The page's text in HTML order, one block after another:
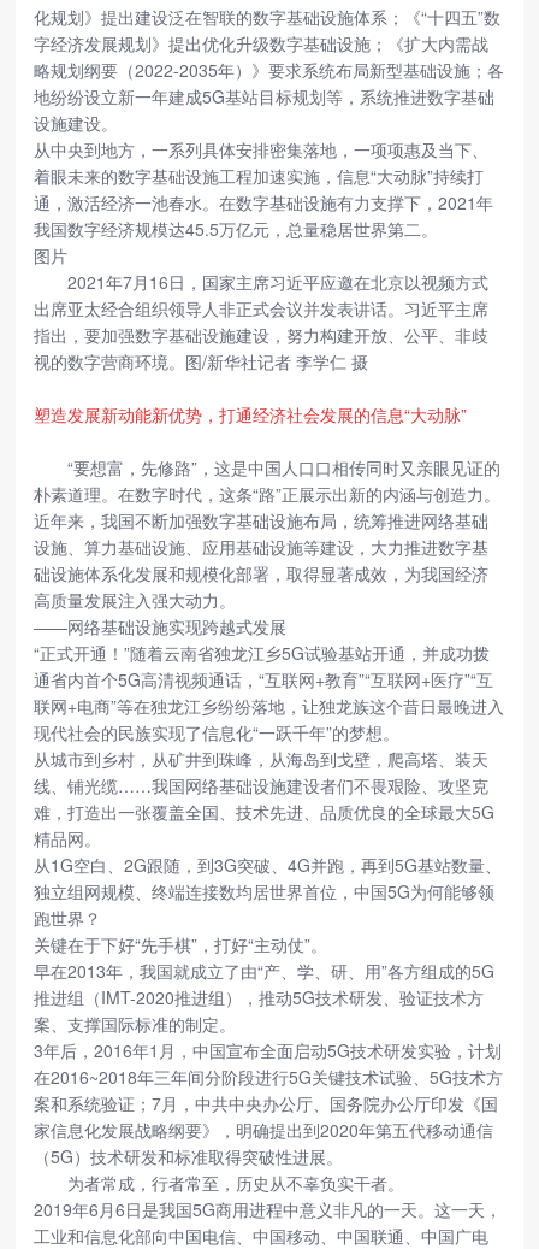
化规划》提出建设泛在智联的数字基础设施体系；《“十四五”数
字经济发展规划》提出优化升级数字基础设施；《扩大内需战
略规划纲要（2022-2035年）》要求系统布局新型基础设施；各
地纷纷设立新一年建成5G基站目标规划等，系统推进数字基础
设施建设。
从中央到地方，一系列具体安排密集落地，一项项惠及当下、
着眼未来的数字基础设施工程加速实施，信息“大动脉”持续打
通，激活经济一池春水。在数字基础设施有力支撑下，2021年
我国数字经济规模达45.5万亿元，总量稳居世界第二。
图片
2021年7月16日，国家主席习近平应邀在北京以视频方式
出席亚太经合组织领导人非正式会议并发表讲话。习近平主席
指出，要加强数字基础设施建设，努力构建开放、公平、非歧
视的数字营商环境。图/新华社记者 李学仁 摄
塑造发展新动能新优势，打通经济社会发展的信息“大动脉”
“要想富，先修路”，这是中国人口口相传同时又亲眼见证的
朴素道理。在数字时代，这条“路”正展示出新的内涵与创造力。
近年来，我国不断加强数字基础设施布局，统筹推进网络基础
设施、算力基础设施、应用基础设施等建设，大力推进数字基
础设施体系化发展和规模化部署，取得显著成效，为我国经济
高质量发展注入强大动力。
——网络基础设施实现跨越式发展
“正式开通！”随着云南省独龙江乡5G试验基站开通，并成功拨
通省内首个5G高清视频通话，“互联网+教育”“互联网+医疗”“互
联网+电商”等在独龙江乡纷纷落地，让独龙族这个昔日最晚进入
现代社会的民族实现了信息化“一跃千年”的梦想。
从城市到乡村，从矿井到珠峰，从海岛到戈壁，爬高塔、装天
线、铺光缆……我国网络基础设施建设者们不畏艰险、攻坚克
难，打造出一张覆盖全国、技术先进、品质优良的全球最大5G
精品网。
从1G空白、2G跟随，到3G突破、4G并跑，再到5G基站数量、
独立组网规模、终端连接数均居世界首位，中国5G为何能够领
跑世界？
关键在于下好“先手棋”，打好“主动仗”。
早在2013年，我国就成立了由“产、学、研、用”各方组成的5G
推进组（IMT-2020推进组），推动5G技术研发、验证技术方
案、支撑国际标准的制定。
3年后，2016年1月，中国宣布全面启动5G技术研发实验，计划
在2016~2018年三年间分阶段进行5G关键技术试验、5G技术方
案和系统验证；7月，中共中央办公厅、国务院办公厅印发《国
家信息化发展战略纲要》，明确提出到2020年第五代移动通信
（5G）技术研发和标准取得突破性进展。
为者常成，行者常至，历史从不辜负实干者。
2019年6月6日是我国5G商用进程中意义非凡的一天。这一天，
工业和信息化部向中国电信、中国移动、中国联通、中国广电